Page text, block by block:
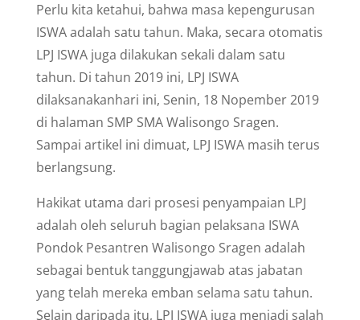
Perlu kita ketahui, bahwa masa kepengurusan
ISWA adalah satu tahun. Maka, secara otomatis
LPJ ISWA juga dilakukan sekali dalam satu
tahun. Di tahun 2019 ini, LPJ ISWA
dilaksanakanhari ini, Senin, 18 Nopember 2019
di halaman SMP SMA Walisongo Sragen.
Sampai artikel ini dimuat, LPJ ISWA masih terus
berlangsung.
Hakikat utama dari prosesi penyampaian LPJ
adalah oleh seluruh bagian pelaksana ISWA
Pondok Pesantren Walisongo Sragen adalah
sebagai bentuk tanggungjawab atas jabatan
yang telah mereka emban selama satu tahun.
Selain daripada itu, LPJ ISWA juga menjadi salah